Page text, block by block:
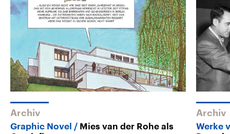
Archiv
Graphic Novel
Mies van der Rohe als
Archiv
Werke